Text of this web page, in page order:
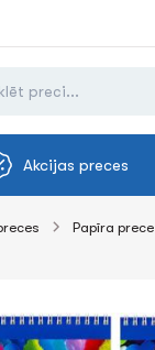
Akcijas preces
Papīra prece